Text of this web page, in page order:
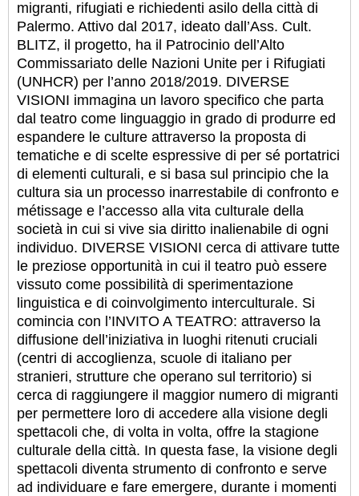
migranti, rifugiati e richiedenti asilo della città di
Palermo. Attivo dal 2017, ideato dall’Ass. Cult.
BLITZ, il progetto, ha il Patrocinio dell’Alto
Commissariato delle Nazioni Unite per i Rifugiati
(UNHCR) per l’anno 2018/2019. DIVERSE
VISIONI immagina un lavoro specifico che parta
dal teatro come linguaggio in grado di produrre ed
espandere le culture attraverso la proposta di
tematiche e di scelte espressive di per sé portatrici
di elementi culturali, e si basa sul principio che la
cultura sia un processo inarrestabile di confronto e
métissage e l’accesso alla vita culturale della
società in cui si vive sia diritto inalienabile di ogni
individuo. DIVERSE VISIONI cerca di attivare tutte
le preziose opportunità in cui il teatro può essere
vissuto come possibilità di sperimentazione
linguistica e di coinvolgimento interculturale. Si
comincia con l’INVITO A TEATRO: attraverso la
diffusione dell’iniziativa in luoghi ritenuti cruciali
(centri di accoglienza, scuole di italiano per
stranieri, strutture che operano sul territorio) si
cerca di raggiungere il maggior numero di migranti
per permettere loro di accedere alla visione degli
spettacoli che, di volta in volta, offre la stagione
culturale della città. In questa fase, la visione degli
spettacoli diventa strumento di confronto e serve
ad individuare e fare emergere, durante i momenti